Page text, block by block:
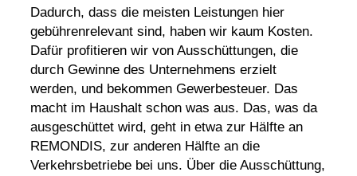
Dadurch, dass die meisten Leistungen hier
gebührenrelevant sind, haben wir kaum Kosten.
Dafür profitieren wir von Ausschüttungen, die
durch Gewinne des Unternehmens erzielt
werden, und bekommen Gewerbesteuer. Das
macht im Haushalt schon was aus. Das, was da
ausgeschüttet wird, geht in etwa zur Hälfte an
REMONDIS, zur anderen Hälfte an die
Verkehrsbetriebe bei uns. Über die Ausschüttung,